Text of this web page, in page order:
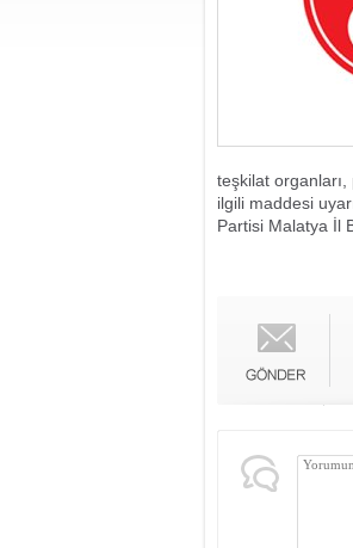
teşkilat
ilgili maddesi
Partisi Malatya İl